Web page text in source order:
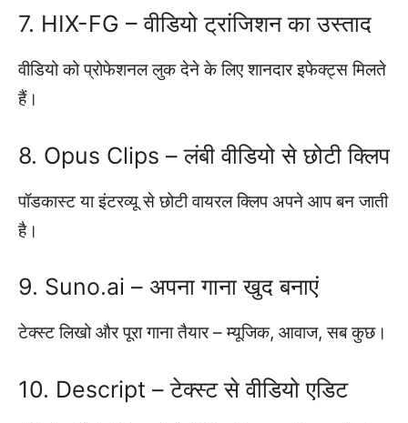
7. HIX-FG – वीडियो ट्रांजिशन का उस्ताद
वीडियो को प्रोफेशनल लुक देने के लिए शानदार इफेक्ट्स मिलते
हैं।
8. Opus Clips – लंबी वीडियो से छोटी क्लिप
पॉडकास्ट या इंटरव्यू से छोटी वायरल क्लिप अपने आप बन जाती
है।
9. Suno.ai – अपना गाना खुद बनाएं
टेक्स्ट लिखो और पूरा गाना तैयार – म्यूजिक, आवाज, सब कुछ।
10. Descript – टेक्स्ट से वीडियो एडिट